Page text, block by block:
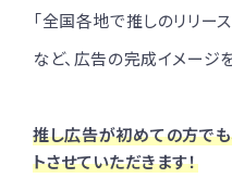
「全国各地で推しのリリー
など、広告の完成イメージ
推し広告が初めての方で
トさせていただきます！